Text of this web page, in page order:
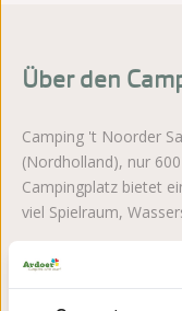
Über den
Camping 't Noorder
(Nordholland), nur
Campingplatz bietet
viel Spielraum,